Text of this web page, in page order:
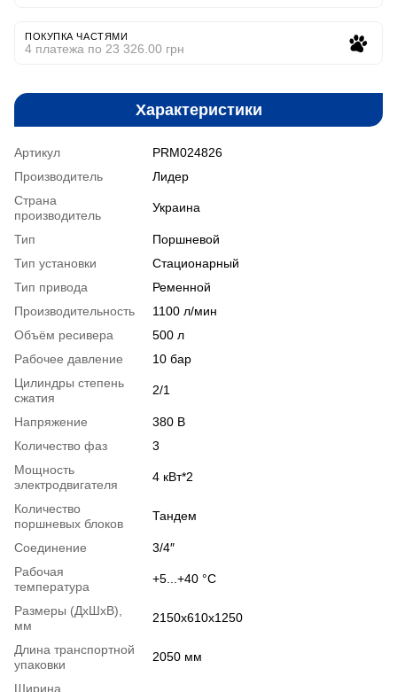
ПОКУПКА ЧАСТЯМИ
4 платежа по 23 326.00 грн
Характеристики
Артикул
PRM024826
Производитель
Лидер
Страна
производитель
Украина
Тип
Поршневой
Тип установки
Стационарный
Тип привода
Ременной
Производительность
1100 л/мин
Объём ресивера
500 л
Рабочее давление
10 бар
Цилиндры степень
сжатия
2/1
Напряжение
380 В
Количество фаз
3
Мощность
электродвигателя
4 кВт*2
Количество
поршневых блоков
Тандем
Соединение
3/4″
Рабочая
температура
+5...+40 °С
Размеры (ДxШxВ),
мм
2150х610х1250
Длина транспортной
упаковки
2050 мм
Ширина